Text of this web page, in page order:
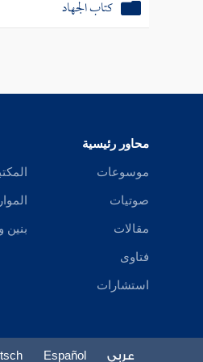
كتاب الجهاد
محاور رئيسية
موسوعات
صوتيات
مقالات
فتاوى
استشارات
بنين
عربي Español